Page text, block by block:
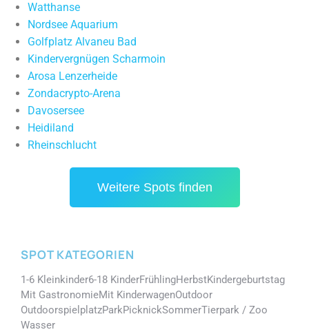
Watthanse
Nordsee Aquarium
Golfplatz Alvaneu Bad
Kindervergnügen Scharmoin
Arosa Lenzerheide
Zondacrypto-Arena
Davosersee
Heidiland
Rheinschlucht
Weitere Spots finden
SPOT KATEGORIEN
1-6 Kleinkinder6-18 KinderFrühlingHerbstKindergeburtstag
Mit GastronomieMit KinderwagenOutdoor
OutdoorspielplatzParkPicknickSommerTierpark / Zoo
Wasser